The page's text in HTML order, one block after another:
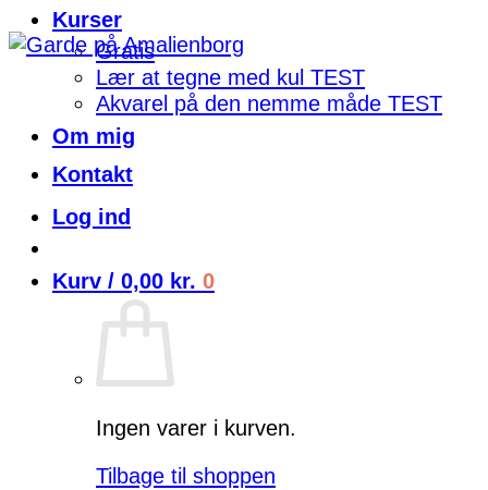
Kurser
Gratis
Lær at tegne med kul TEST
Akvarel på den nemme måde TEST
Om mig
Kontakt
Log ind
Kurv / 0,00 kr. 0
Ingen varer i kurven.
Tilbage til shoppen